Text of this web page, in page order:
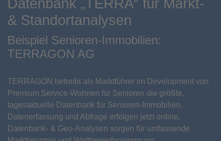
Datenbank „TERRA“ für Markt-
& Standortanalysen
Beispiel Senioren-Immobilien:
TERRAGON AG
TERRAGON betreibt als Marktführer im Development von
Premium Service-Wohnen für Senioren die größte,
tagesaktuelle Datenbank für Senioren-Immobilien.
Datenerfassung und Abfrage erfolgen jetzt online,
Datenbank- & Geo-Analysen sorgen für umfassende